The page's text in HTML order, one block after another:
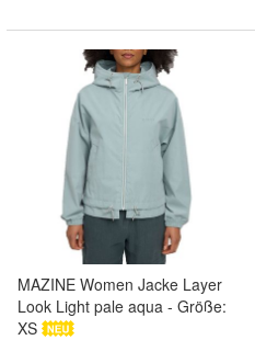
MAZINE Women Jacke Layer
Look Light pale aqua - Größe:
XS